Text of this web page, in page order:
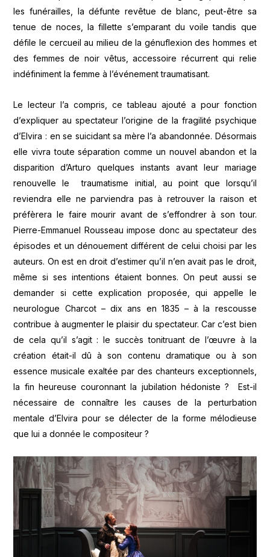
les funérailles, la défunte revêtue de blanc, peut-être sa
tenue de noces, la fillette s’emparant du voile tandis que
défile le cercueil au milieu de la génuflexion des hommes et
des femmes de noir vêtus, accessoire récurrent qui relie
indéfiniment la femme à l’événement traumatisant.
Le lecteur l’a compris, ce tableau ajouté a pour fonction
d’expliquer au spectateur l’origine de la fragilité psychique
d’Elvira : en se suicidant sa mère l’a abandonnée. Désormais
elle vivra toute séparation comme un nouvel abandon et la
disparition d’Arturo quelques instants avant leur mariage
renouvelle le traumatisme initial, au point que lorsqu’il
reviendra elle ne parviendra pas à retrouver la raison et
préfèrera le faire mourir avant de s’effondrer à son tour.
Pierre-Emmanuel Rousseau impose donc au spectateur des
épisodes et un dénouement différent de celui choisi par les
auteurs. On est en droit d’estimer qu’il n’en avait pas le droit,
même si ses intentions étaient bonnes. On peut aussi se
demander si cette explication proposée, qui appelle le
neurologue Charcot – dix ans en 1835 – à la rescousse
contribue à augmenter le plaisir du spectateur. Car c’est bien
de cela qu’il s’agit : le succès tonitruant de l’œuvre à la
création était-il dû à son contenu dramatique ou à son
essence musicale exaltée par des chanteurs exceptionnels,
la fin heureuse couronnant la jubilation hédoniste ? Est-il
nécessaire de connaître les causes de la perturbation
mentale d’Elvira pour se délecter de la forme mélodieuse
que lui a donnée le compositeur ?